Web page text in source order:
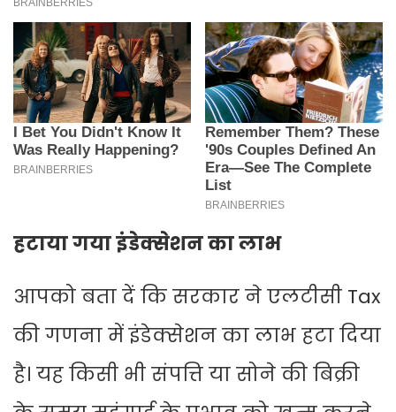
हटाया गया इंडेक्सेशन का लाभ
आपको बता दें कि सरकार ने एलटीसी Tax
की गणना में इंडेक्सेशन का लाभ हटा दिया
है। यह किसी भी संपत्ति या सोने की बिक्री